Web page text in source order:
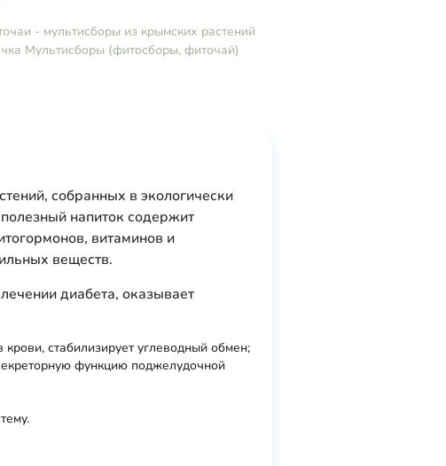
- мультисборы из крымских растений
Мультисборы (фитосборы, фиточай)
собранных в экологически
напиток содержит
витаминов и
веществ.
диабета, оказывает
стабилизирует углеводный обмен;
функцию поджелудочной